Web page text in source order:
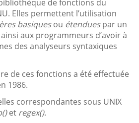
de fonctions du
Elles permettent l’utilisation
basiquesou étenduespar un
aux programmeurs d’avoir à
des analyseurs syntaxiques
de ces fonctions a été effectuée
1986.
correspondantes sous UNIX
et regex().